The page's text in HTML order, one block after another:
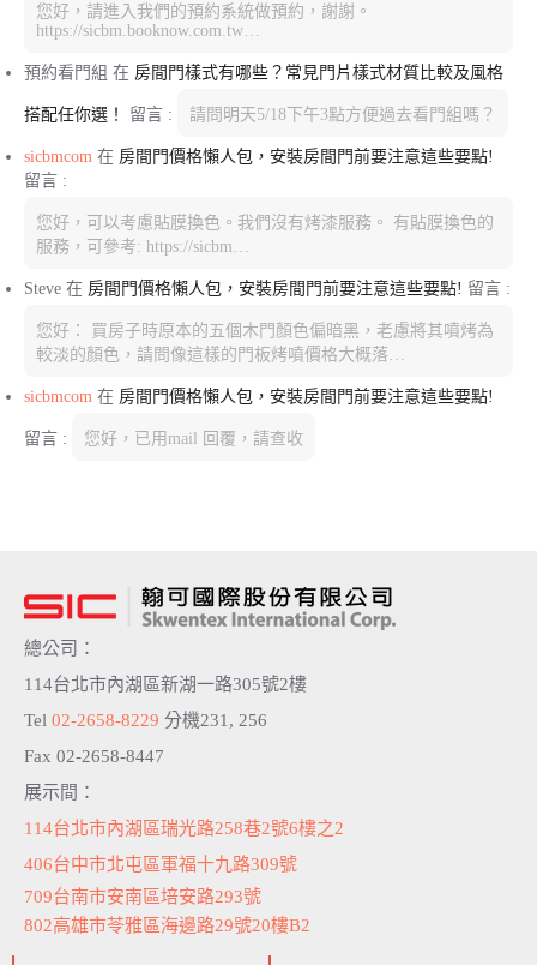
您好，請進入我們的預約系統做預約，謝謝。
https://sicbm.booknow.com.tw…
預約看門組 在 房間門樣式有哪些？常見門片樣式材質比較及風格
搭配任你選！ 留言 : 請問明天5/18下午3點方便過去看門組嗎？
sicbmcom 在 房間門價格懶人包，安裝房間門前要注意這些要點!
留言 :
您好，可以考慮貼膜換色。我們沒有烤漆服務。 有貼膜換色的
服務，可參考: https://sicbm…
Steve 在 房間門價格懶人包，安裝房間門前要注意這些要點! 留言 :
您好： 買房子時原本的五個木門顏色偏暗黑，老慮將其噴烤為
較淡的顏色，請問像這樣的門板烤噴價格大概落…
sicbmcom 在 房間門價格懶人包，安裝房間門前要注意這些要點!
留言 : 您好，已用mail 回覆，請查收
總公司：
114台北市內湖區新湖一路305號2樓
Tel 02-2658-8229 分機231, 256
Fax 02-2658-8447
展示間：
114台北市內湖區瑞光路258巷2號6樓之2
406台中市北屯區軍福十九路309號
709台南市安南區培安路293號
802高雄市苓雅區海邊路29號20樓B2